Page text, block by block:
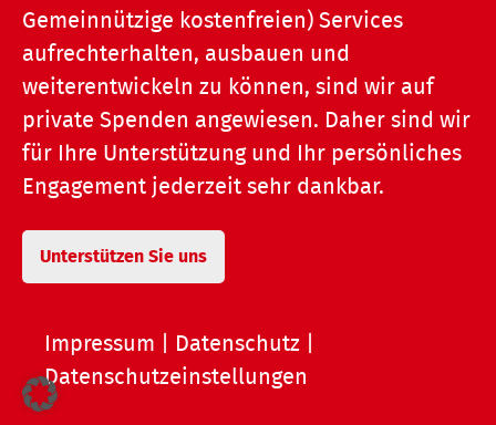
Gemeinnützige kostenfreien) Services
aufrechterhalten, ausbauen und
weiterentwickeln zu können, sind wir auf
private Spenden angewiesen. Daher sind wir
für Ihre Unterstützung und Ihr persönliches
Engagement jederzeit sehr dankbar.
Unterstützen Sie uns
Impressum Datenschutz
Datenschutzeinstellungen